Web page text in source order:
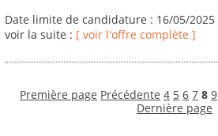
Date limite de candidature : 16/05/2025
voir la suite : [ voir l'offre complète ]
Première page Précédente 4 5 6 7 8 9
Dernière page